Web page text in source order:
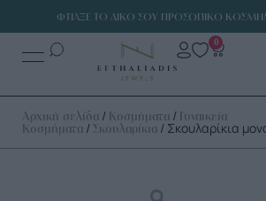
ΦΤΙΑΞΕ ΤΟ ΔΙΚΟ ΣΟΥ ΠΡΟΣΩΠΙΚΟ
0
Αρχική σελίδα / Κοσμήματα / Γυναικεία
Κοσμήματα / Σκουλαρίκια / Σκουλαρίκια